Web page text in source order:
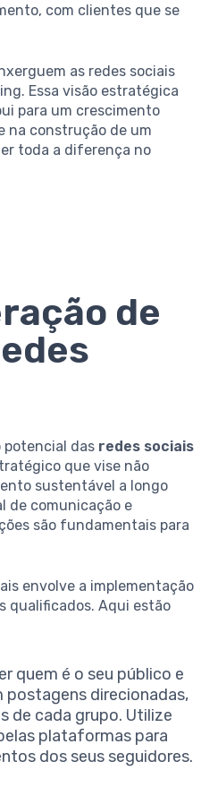
com clientes que se
as redes sociais
Essa visão estratégica
para um crescimento
na construção de um
toda a diferença no
de
potencial das redes sociais
que vise não
sustentável a longo
de comunicação e
são fundamentais para
envolve a implementação
qualificados. Aqui estão
quem é o seu público e
direcionadas,
de cada grupo. Utilize
plataformas para
dos seus seguidores.